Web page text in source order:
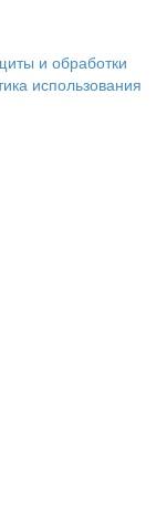
и обработки
использования